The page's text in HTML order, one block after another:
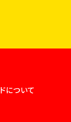
について